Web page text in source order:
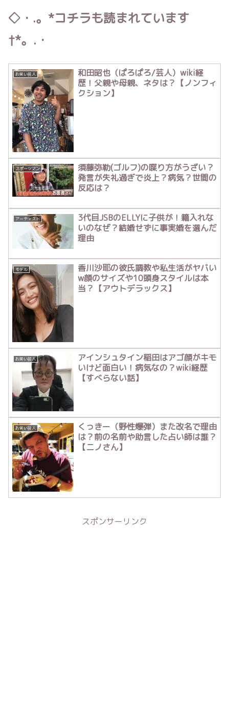
◇・.。*コチラも読まれています
†*。.・
お笑い芸人
和田昭也（ぱろぱろ/芸人）wiki経
歴！父親や母親、ネタは？【ノンフィ
クション】
スポーツマン
須藤弥勒(ゴルフ)の喋り方がうざい？
発言が失礼過ぎで炎上？病気？世間の
反応は？
アーティスト
3代目JSBのELLYに子供が！籍入れな
いのなぜ？結婚せずに事実婚を選んだ
理由
モデル
香川沙耶の彼氏調教や私生活がヤバい
w顔のサイズや10頭身スタイルは本
当？【アウトデラックス】
お笑い芸人
アインシュタイン稲田はアゴ顔がキモ
いけど面白い！病気なの？wiki経歴
【すべらない話】
お笑い芸人
くっきー（野性爆弾）また改名で理由
は？前の名前や助言した占い師は誰？
【ニノさん】
スポンサーリンク